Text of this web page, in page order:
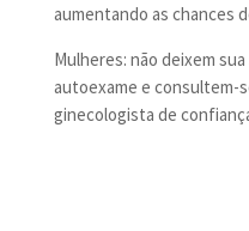
aumentando as chances
Mulheres: não deixem
autoexame e consultem-
ginecologista de